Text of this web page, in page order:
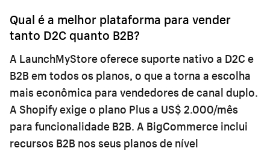
Qual é a melhor plataforma para vender
tanto D2C quanto B2B?
A LaunchMyStore oferece suporte nativo a D2C e
B2B em todos os planos, o que a torna a escolha
mais econômica para vendedores de canal duplo.
A Shopify exige o plano Plus a US$ 2.000/mês
para funcionalidade B2B. A BigCommerce inclui
recursos B2B nos seus planos de nível